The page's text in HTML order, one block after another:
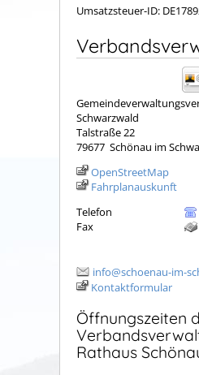
Umsatzsteuer-ID:
Schwarzwald
Talstraße 22
79677 Schönau im
OpenStreetMap
Fahrplanauskunft
Telefon
Fax
info@schoenau-im-
Kontaktformular
Öffnungszeiten
Rathaus